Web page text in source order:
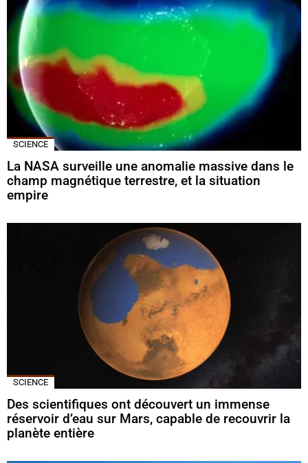
SCIENCE
La NASA surveille une anomalie massive dans le
champ magnétique terrestre, et la situation
empire
SCIENCE
Des scientifiques ont découvert un immense
réservoir d’eau sur Mars, capable de recouvrir la
planète entière